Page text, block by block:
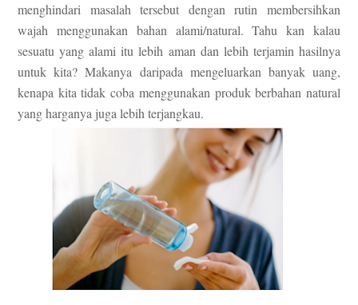
menghindari masalah tersebut dengan rutin membersihkan
wajah menggunakan bahan alami/natural. Tahu kan kalau
sesuatu yang alami itu lebih aman dan lebih terjamin hasilnya
untuk kita? Makanya daripada mengeluarkan banyak uang,
kenapa kita tidak coba menggunakan produk berbahan natural
yang harganya juga lebih terjangkau.